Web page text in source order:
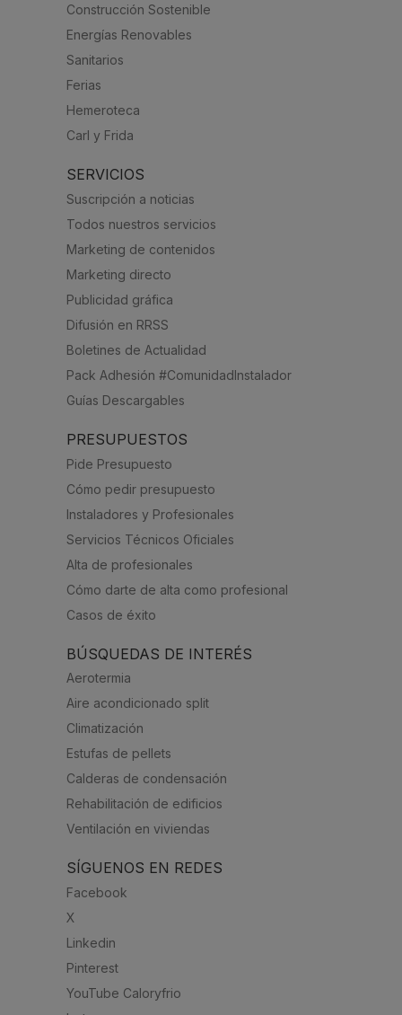
Construcción Sostenible
Energías Renovables
Sanitarios
Ferias
Hemeroteca
Carl y Frida
SERVICIOS
Suscripción a noticias
Todos nuestros servicios
Marketing de contenidos
Marketing directo
Publicidad gráfica
Difusión en RRSS
Boletines de Actualidad
Pack Adhesión #ComunidadInstalador
Guías Descargables
PRESUPUESTOS
Pide Presupuesto
Cómo pedir presupuesto
Instaladores y Profesionales
Servicios Técnicos Oficiales
Alta de profesionales
Cómo darte de alta como profesional
Casos de éxito
BÚSQUEDAS DE INTERÉS
Aerotermia
Aire acondicionado split
Climatización
Estufas de pellets
Calderas de condensación
Rehabilitación de edificios
Ventilación en viviendas
SÍGUENOS EN REDES
Facebook
X
Linkedin
Pinterest
YouTube Caloryfrio